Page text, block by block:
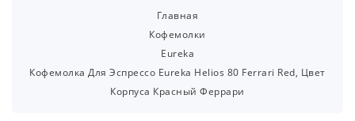
Главная
Кофемолки
Eureka
Кофемолка Для Эспрессо Eureka Helios 80 Ferrari Red, Цвет
Корпуса Красный Феррари